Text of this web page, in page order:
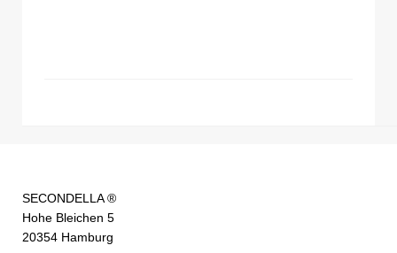
SECONDELLA ®
Hohe Bleichen 5
20354 Hamburg